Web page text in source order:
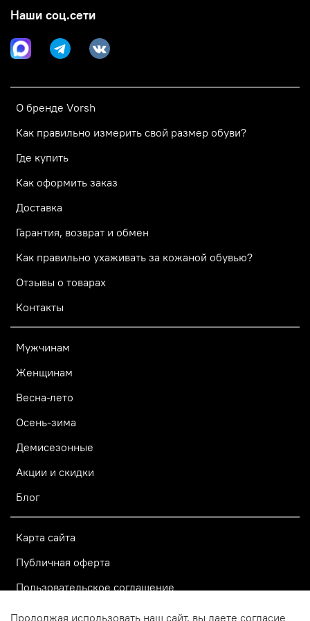
О бренде Vorsh
Как правильно измерить свой размер обуви?
Где купить
Как оформить заказ
Доставка
Гарантия, возврат и обмен
Как правильно ухаживать за кожаной обувью?
Отзывы о товарах
Контакты
Мужчинам
Женщинам
Весна-лето
Осень-зима
Демисезонные
Акции и скидки
Блог
Карта сайта
Публичная оферта
Пользовательское соглашение
Политика конфиденциальности
Наши соц.сети
Продолжая использовать наш сайт, вы даете согласие